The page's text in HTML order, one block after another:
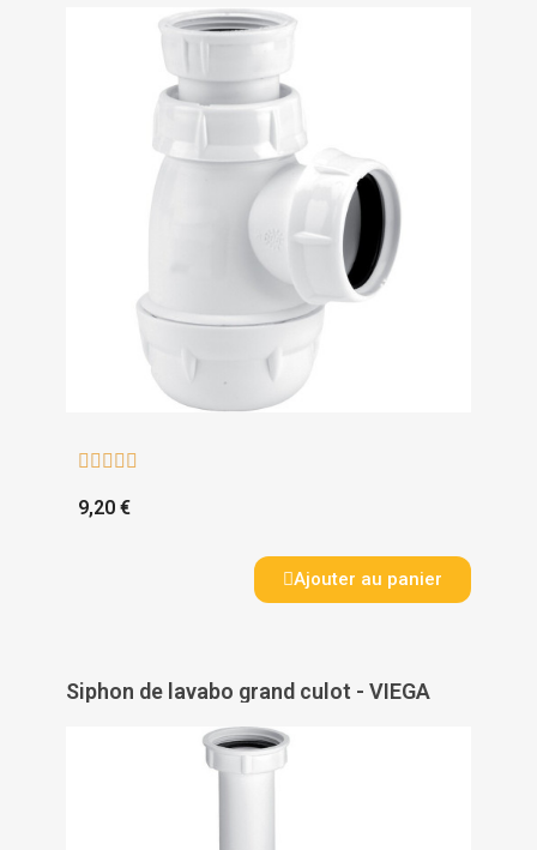
    
9,20 €
Ajouter au panier
Siphon de lavabo grand culot - VIEGA